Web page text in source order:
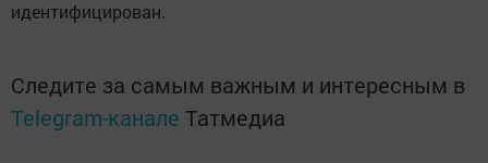
идентифицирован.
Следите за самым важным и интересным в
Telegram-канале Татмедиа